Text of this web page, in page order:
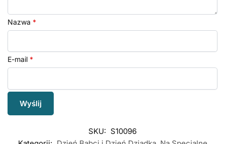
Nazwa *
E-mail *
SKU: S10096